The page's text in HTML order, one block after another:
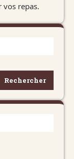
vos repas.
Rechercher